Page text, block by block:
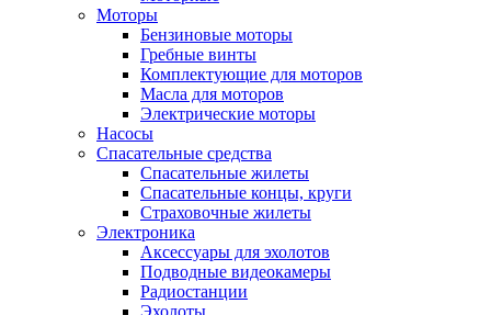
Моторы
Бензиновые моторы
Гребные винты
Комплектующие для моторов
Масла для моторов
Электрические моторы
Насосы
Спасательные средства
Спасательные жилеты
Спасательные концы, круги
Страховочные жилеты
Электроника
Аксессуары для эхолотов
Подводные видеокамеры
Радиостанции
Эхолоты